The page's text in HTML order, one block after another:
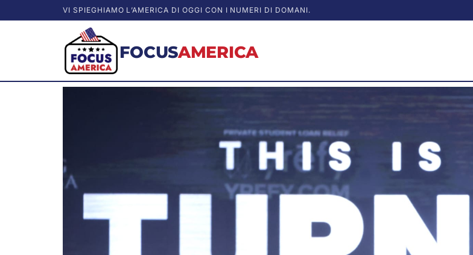
VI SPIEGHIAMO L’AMERICA DI OGGI CON I NUMERI DI DOMANI.
FOCUSAMERICA